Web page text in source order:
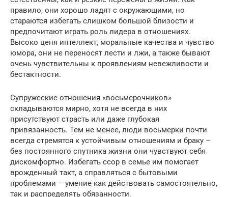
правило, они хорошо ладят с окружающими, но
стараются избегать слишком большой близости и
предпочитают играть роль лидера в отношениях.
Высоко ценя интеллект, моральные качества и чувство
юмора, они не переносят лести и лжи, а также бывают
очень чувствительны к проявлениям невежливости и
бестактности.
Супружеские отношения «восьмерочников»
складываются мирно, хотя не всегда в них
присутствуют страсть или даже глубокая
привязанность. Тем не менее, люди восьмерки почти
всегда стремятся к устойчивым отношениям и браку –
без постоянного спутника жизни они чувствуют себя
дискомфортно. Избегать ссор в семье им помогает
врожденный такт, а справляться с бытовыми
проблемами – умение как действовать самостоятельно,
так и распределять обязанности.